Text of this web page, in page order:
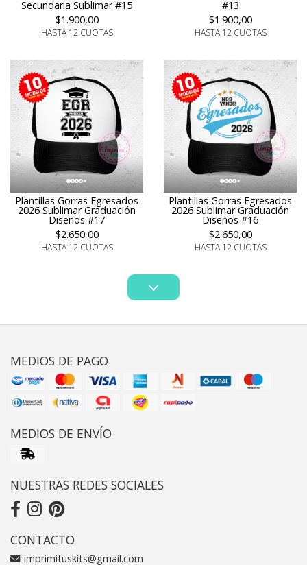
Secundaria Sublimar #15
$1.900,00
HASTA 12 CUOTAS
#13
$1.900,00
HASTA 12 CUOTAS
Plantillas Gorras Egresados
2026 Sublimar Graduación
Diseños #17
$2.650,00
HASTA 12 CUOTAS
Plantillas Gorras Egresados
2026 Sublimar Graduación
Diseños #16
$2.650,00
HASTA 12 CUOTAS
MEDIOS DE PAGO
MEDIOS DE ENVÍO
NUESTRAS REDES SOCIALES
CONTACTO
imprimituskits@gmail.com